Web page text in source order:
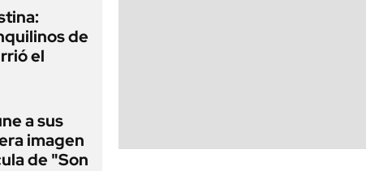
de
el
a sus
imagen
de "Son